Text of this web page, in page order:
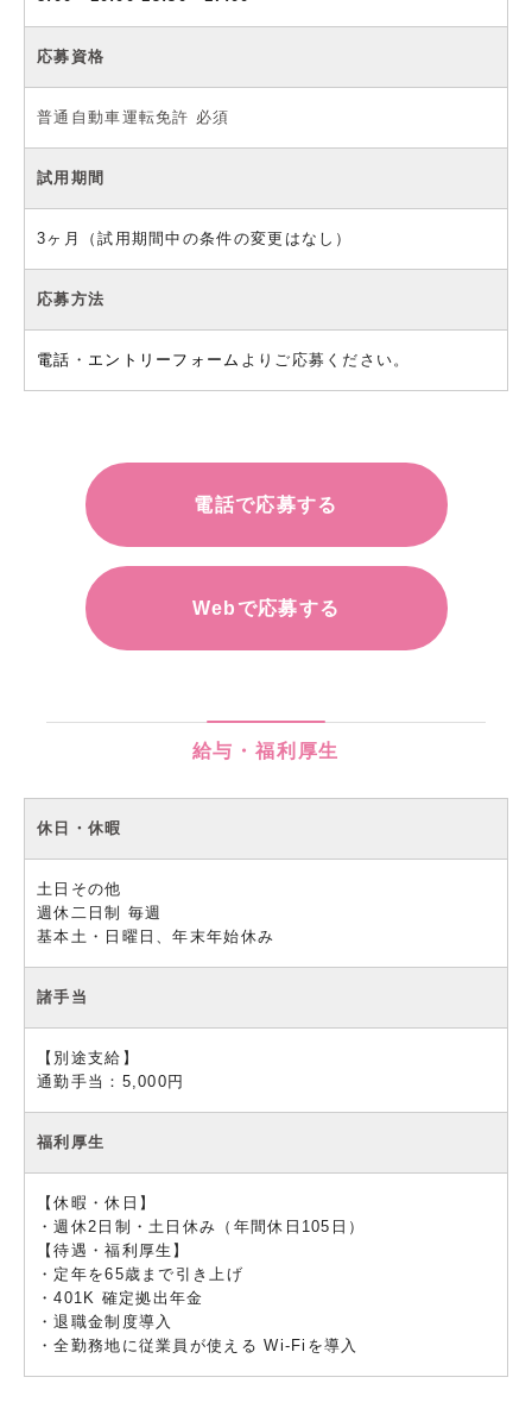
応募資格
普通自動車運転免許 必須
試用期間
3ヶ月（試用期間中の条件の変更はなし）
応募方法
電話 ・ エントリーフォーム よりご応募ください。
電話で応募する
Webで応募する
給与・福利厚生
休日・休暇
土日その他
週休二日制 毎週
基本土・日曜日、年末年始休み
諸手当
【別途支給】
通勤手当：5,000円
福利厚生
【休暇・休日】
・週休2日制・土日休み（年間休日105日）
【待遇・福利厚生】
・定年を65歳まで引き上げ
・401K 確定拠出年金
・退職金制度導入
・全勤務地に従業員が使える Wi-Fiを導入